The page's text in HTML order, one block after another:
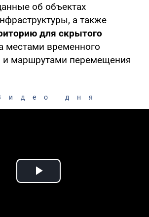
об объектах
а также
для скрытого
местами временного
и маршрутами перемещения
дня
Play Video